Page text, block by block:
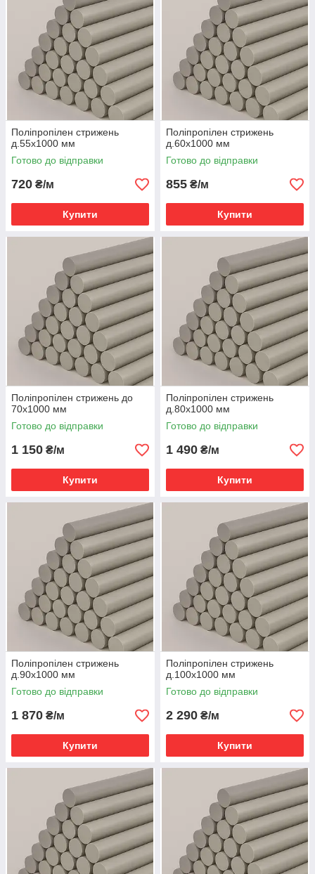
Поліпропілен стрижень
д.55х1000 мм
Готово до відправки
720 ₴/м
Купити
Поліпропілен стрижень
д.60х1000 мм
Готово до відправки
855 ₴/м
Купити
Поліпропілен стрижень до
70х1000 мм
Готово до відправки
1 150 ₴/м
Купити
Поліпропілен стрижень
д.80х1000 мм
Готово до відправки
1 490 ₴/м
Купити
Поліпропілен стрижень
д.90х1000 мм
Готово до відправки
1 870 ₴/м
Купити
Поліпропілен стрижень
д.100х1000 мм
Готово до відправки
2 290 ₴/м
Купити